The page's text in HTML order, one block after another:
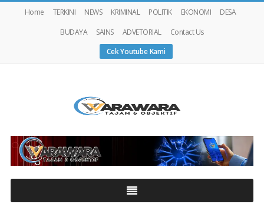
Home TERKINI NEWS KRIMINAL POLITIK EKONOMI
DESA
BUDAYA
SAINS ADVETORIAL
Contact Us
Cek Youtube Kami
Warawaranews